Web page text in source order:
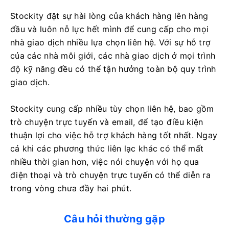
Stockity đặt sự hài lòng của khách hàng lên hàng
đầu và luôn nỗ lực hết mình để cung cấp cho mọi
nhà giao dịch nhiều lựa chọn liên hệ. Với sự hỗ trợ
của các nhà môi giới, các nhà giao dịch ở mọi trình
độ kỹ năng đều có thể tận hưởng toàn bộ quy trình
giao dịch.
Stockity cung cấp nhiều tùy chọn liên hệ, bao gồm
trò chuyện trực tuyến và email, để tạo điều kiện
thuận lợi cho việc hỗ trợ khách hàng tốt nhất. Ngay
cả khi các phương thức liên lạc khác có thể mất
nhiều thời gian hơn, việc nói chuyện với họ qua
điện thoại và trò chuyện trực tuyến có thể diễn ra
trong vòng chưa đầy hai phút.
Câu hỏi thường gặp